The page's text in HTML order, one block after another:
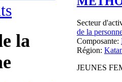
la
Secteur
de la
Composante:
Région:
JEUNES